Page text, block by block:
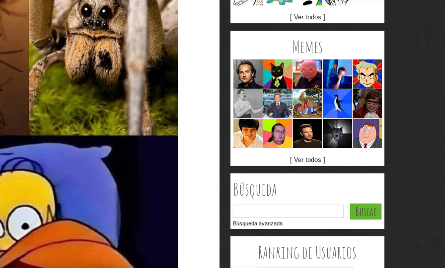
[ Ver todos ]
Memes
[ Ver todos ]
Búsqueda
Búsqueda avanzada
Ranking de Usuarios